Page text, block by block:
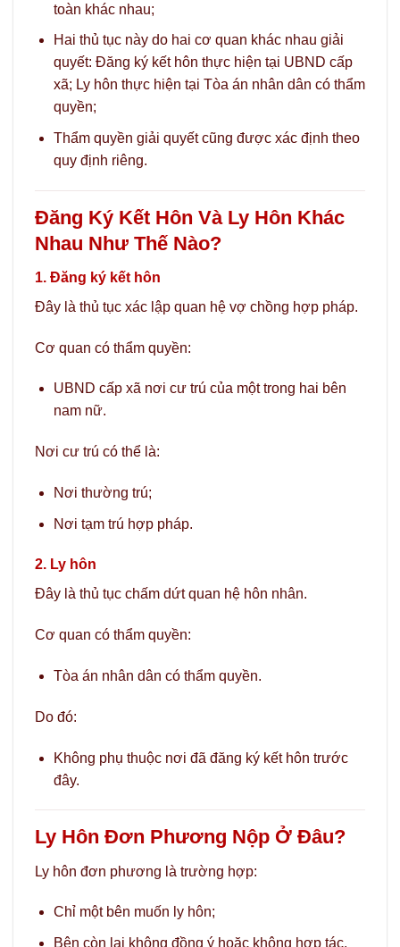
toàn khác nhau;
Hai thủ tục này do hai cơ quan khác nhau giải
quyết: Đăng ký kết hôn thực hiện tại UBND cấp
xã; Ly hôn thực hiện tại Tòa án nhân dân có thẩm
quyền;
Thẩm quyền giải quyết cũng được xác định theo
quy định riêng.
Đăng Ký Kết Hôn Và Ly Hôn Khác
Nhau Như Thế Nào?
1. Đăng ký kết hôn
Đây là thủ tục xác lập quan hệ vợ chồng hợp pháp.
Cơ quan có thẩm quyền:
UBND cấp xã nơi cư trú của một trong hai bên
nam nữ.
Nơi cư trú có thể là:
Nơi thường trú;
Nơi tạm trú hợp pháp.
2. Ly hôn
Đây là thủ tục chấm dứt quan hệ hôn nhân.
Cơ quan có thẩm quyền:
Tòa án nhân dân có thẩm quyền.
Do đó:
Không phụ thuộc nơi đã đăng ký kết hôn trước
đây.
Ly Hôn Đơn Phương Nộp Ở Đâu?
Ly hôn đơn phương là trường hợp:
Chỉ một bên muốn ly hôn;
Bên còn lại không đồng ý hoặc không hợp tác.